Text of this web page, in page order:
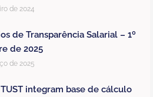
de 2024
de Transparência Salarial – 1º
de 2025
de 2025
TUST integram base de cálculo